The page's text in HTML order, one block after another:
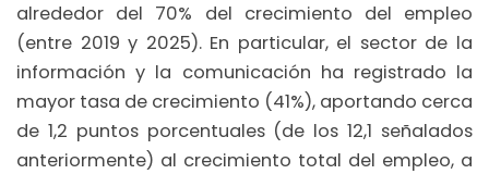
alrededor del 70% del crecimiento del empleo
(entre 2019 y 2025). En particular, el sector de la
información y la comunicación ha registrado la
mayor tasa de crecimiento (41%), aportando cerca
de 1,2 puntos porcentuales (de los 12,1 señalados
anteriormente) al crecimiento total del empleo, a